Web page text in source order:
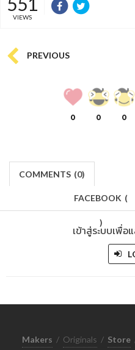
VIEWS
PREVIOUS
0 0 0
COMMENTS (0)
FACEBOOK (
)
เข้าสู่ระบบเพื่
Makers / Originals / Store